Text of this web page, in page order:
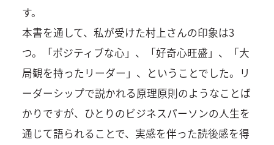
す。
本書を通して、私が受けた村上さんの印象は3
つ。「ポジティブな心」、「好奇心旺盛」、「大
局観を持ったリーダー」、ということでした。リ
ーダーシップで説かれる原理原則のようなことば
かりですが、ひとりのビジネスパーソンの人生を
通じて語られることで、実感を伴った読後感を得